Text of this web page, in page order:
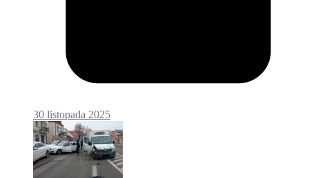
30 listopada 2025